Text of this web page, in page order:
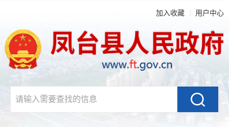
加入收藏 用户中心